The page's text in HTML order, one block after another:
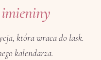
imieniny
która wraca do łask.
kalendarza.